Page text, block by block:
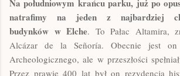
Na południowym krańcu parku, już po
natrafimy na jeden z najbardziej
budynków w Elche. To Pałac Altamira,
Alcázar de la Señoría. Obecnie jest on
Archeologicznego, ale w przeszłości
Przez prawie 400 lat był on rezydencją